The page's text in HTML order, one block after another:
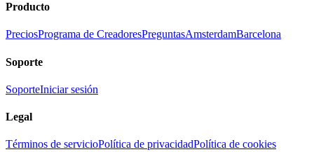
Producto
PreciosPrograma de CreadoresPreguntasAmsterdamBarcelona
Soporte
SoporteIniciar sesión
Legal
Términos de servicioPolítica de privacidadPolítica de cookies